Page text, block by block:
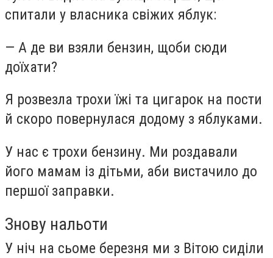
спитали у власника свіжих яблук:
— А де ви взяли бензин, щоби сюди
доїхати?
Я розвезла трохи їжі та цигарок на пости
й скоро повернулася додому з яблуками.
У нас є трохи бензину. Ми роздавали
його мамам із дітьми, аби вистачило до
першої заправки.
Знову нальоти
У ніч на сьоме березня ми з Вітою сиділи